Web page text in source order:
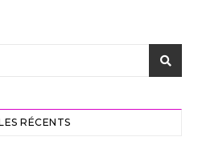
RÉCENTS